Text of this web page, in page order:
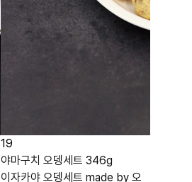
19
야마구치 오뎅세트 346g
이자카야 오뎅세트 made by 오